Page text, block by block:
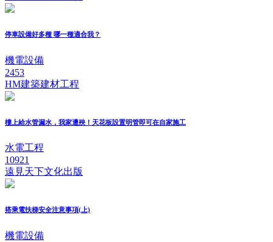
停車設備好多種 哪一種適合我？
機電設備
2453
HM建築建材工程
樓上給水管漏水，我家遭殃！天花板設置明管即可在自家施工
水電工程
10921
遠見天下文化出版
搭乘電扶梯安全注意事項(上)
機電設備